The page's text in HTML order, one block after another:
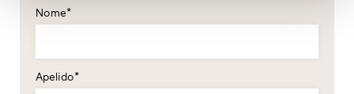
Nome*
Apelido*